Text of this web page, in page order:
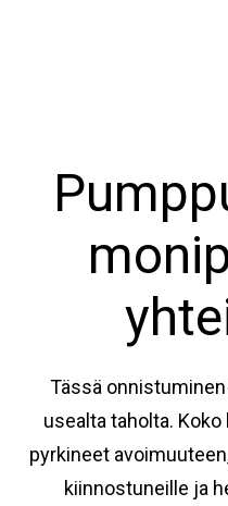
Tässä
usealta taholta.
pyrkineet
kiinnostuneille ja